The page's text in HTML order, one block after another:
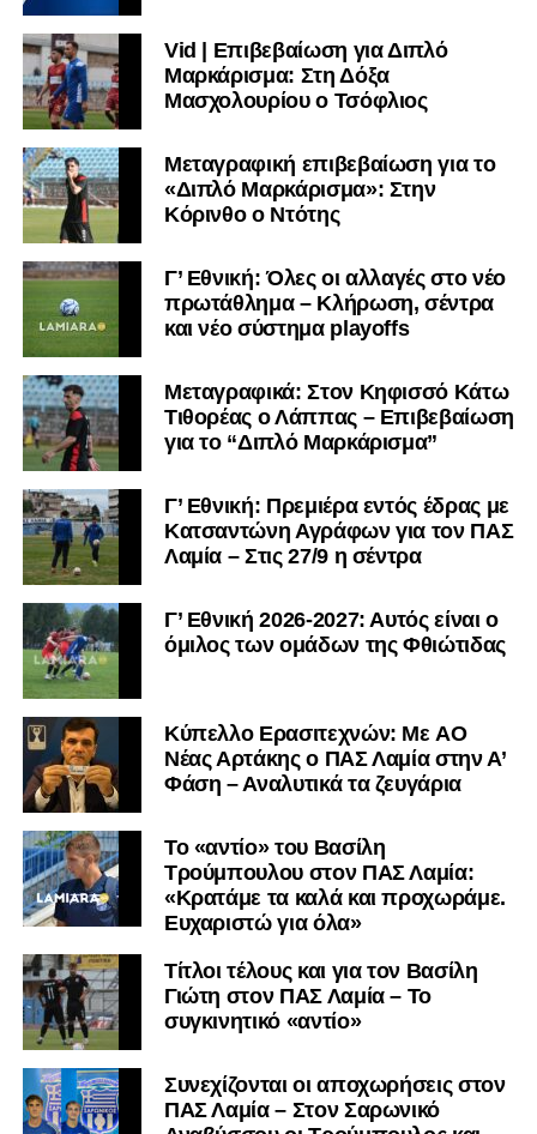
Vid | Επιβεβαίωση για Διπλό
Μαρκάρισμα: Στη Δόξα
Μασχολουρίου ο Τσόφλιος
Μεταγραφική επιβεβαίωση για το
«Διπλό Μαρκάρισμα»: Στην
Κόρινθο ο Ντότης
Γ’ Εθνική: Όλες οι αλλαγές στο νέο
πρωτάθλημα – Κλήρωση, σέντρα
και νέο σύστημα playoffs
Μεταγραφικά: Στον Κηφισσό Κάτω
Τιθορέας ο Λάππας – Επιβεβαίωση
για το “Διπλό Μαρκάρισμα”
Γ’ Εθνική: Πρεμιέρα εντός έδρας με
Κατσαντώνη Αγράφων για τον ΠΑΣ
Λαμία – Στις 27/9 η σέντρα
Γ’ Εθνική 2026-2027: Αυτός είναι ο
όμιλος των ομάδων της Φθιώτιδας
Kύπελλο Ερασιτεχνών: Με AO
Nέας Αρτάκης ο ΠΑΣ Λαμία στην Α’
Φάση – Αναλυτικά τα ζευγάρια
Το «αντίο» του Βασίλη
Τρούμπουλου στον ΠΑΣ Λαμία:
«Κρατάμε τα καλά και προχωράμε.
Ευχαριστώ για όλα»
Τίτλοι τέλους και για τον Βασίλη
Γιώτη στον ΠΑΣ Λαμία – Το
συγκινητικό «αντίο»
Συνεχίζονται οι αποχωρήσεις στον
ΠΑΣ Λαμία – Στον Σαρωνικό